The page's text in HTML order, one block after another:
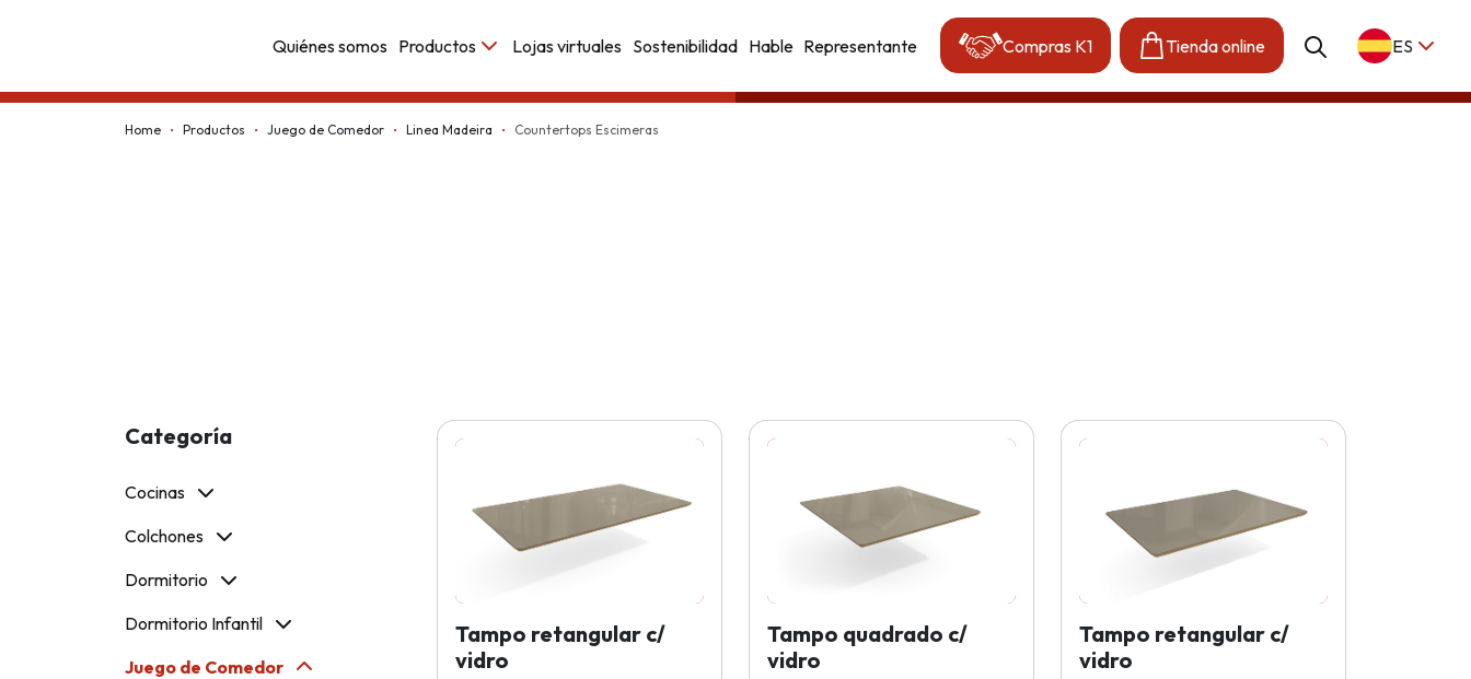
Quiénes somos Productos Lojas virtuales Sostenibilidad Hable Representante Compras K1 Tienda online ES
Home Productos Juego de Comedor Linea Madeira Countertops Escimeras
Categoría
Cocinas
Colchones
Dormitorio
Dormitorio Infantil
Juego de Comedor
Tampo retangular c/
vidro
Tampo quadrado c/
vidro
Tampo retangular c/
vidro